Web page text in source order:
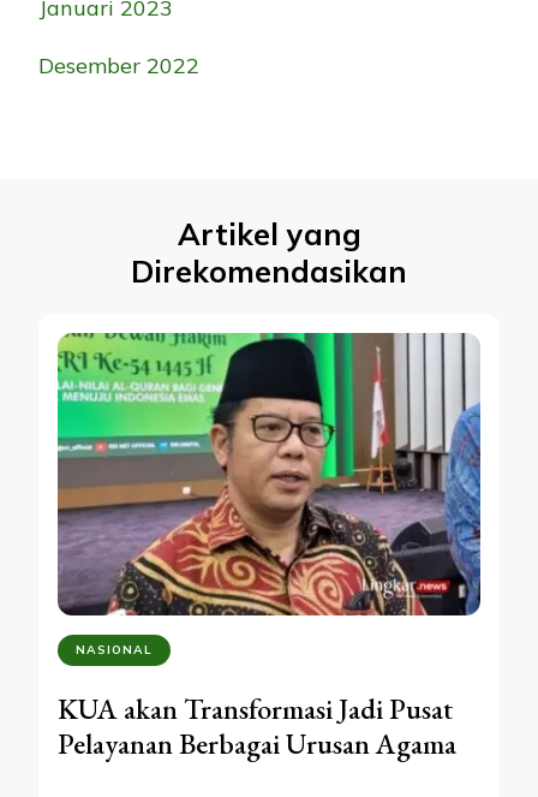
Januari 2023
Desember 2022
Artikel yang
Direkomendasikan
NASIONAL
KUA akan Transformasi Jadi Pusat
Pelayanan Berbagai Urusan Agama